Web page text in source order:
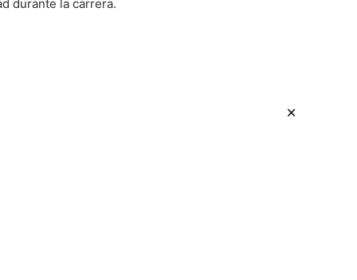
durante la carrera.